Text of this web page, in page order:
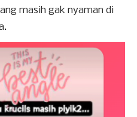
masih gak nyaman di